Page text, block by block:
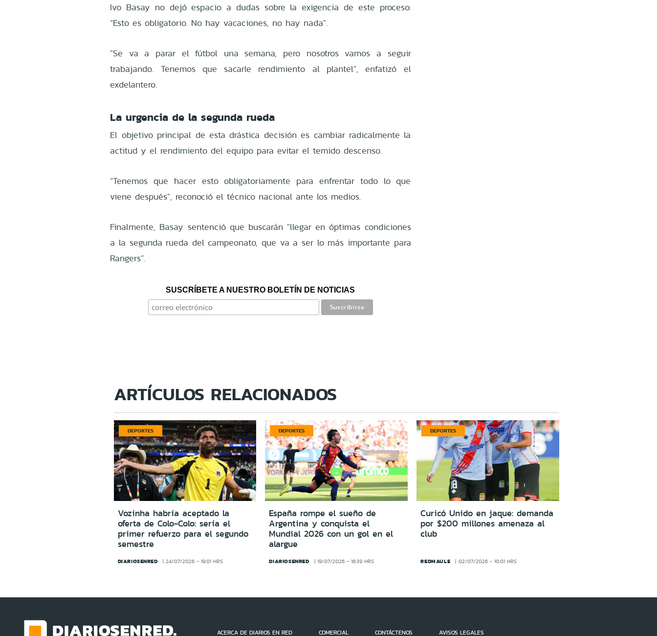
Ivo Basay no dejó espacio a dudas sobre la exigencia de este proceso:
“Esto es obligatorio. No hay vacaciones, no hay nada".
"Se va a parar el fútbol una semana, pero nosotros vamos a seguir
trabajando. Tenemos que sacarle rendimiento al plantel”, enfatizó el
exdelantero.
La urgencia de la segunda rueda
El objetivo principal de esta drástica decisión es cambiar radicalmente la
actitud y el rendimiento del equipo para evitar el temido descenso.
“Tenemos que hacer esto obligatoriamente para enfrentar todo lo que
viene después", reconoció el técnico nacional ante los medios.
Finalmente, Basay sentenció que buscarán "llegar en óptimas condiciones
a la segunda rueda del campeonato, que va a ser lo más importante para
Rangers”.
SUSCRÍBETE A NUESTRO BOLETÍN DE NOTICIAS
ARTÍCULOS RELACIONADOS
DEPORTES
Vozinha habría aceptado la
oferta de Colo-Colo: sería el
primer refuerzo para el segundo
semestre
DIARIOSENRED 24/07/2026 - 19:01 HRS
DEPORTES
España rompe el sueño de
Argentina y conquista el
Mundial 2026 con un gol en el
alargue
DIARIOSENRED 19/07/2026 - 18:39 HRS
DEPORTES
Curicó Unido en jaque: demanda
por $200 millones amenaza al
club
REDMAULE 02/07/2026 - 10:01 HRS
ACERCA DE DIARIOS EN RED COMERCIAL CONTÁCTENOS AVISOS LEGALES